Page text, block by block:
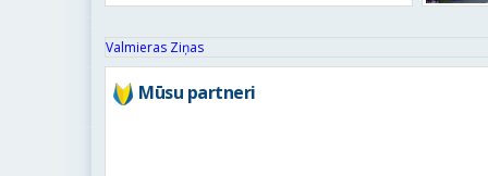
Valmieras Ziņas
Mūsu partneri